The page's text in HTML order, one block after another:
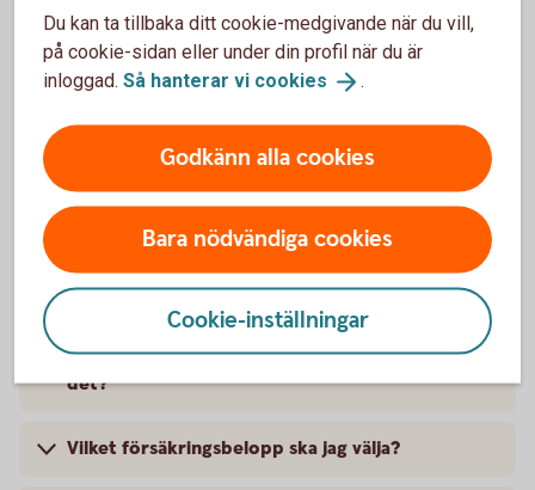
ersättning.
Skadeanmälan – anmälskada
Vanliga frågor och svar
Vad kostar barnförsäkringen?
Vem kan teckna försäkringen och hur fungerar
det?
Vilket försäkringsbelopp ska jag välja?
Du kan ta tillbaka ditt cookie-medgivande när du vill,
på cookie-sidan eller under din profil när du är
inloggad. Så hanterar vi cookies .
Godkänn alla cookies
Bara nödvändiga cookies
Cookie-inställningar